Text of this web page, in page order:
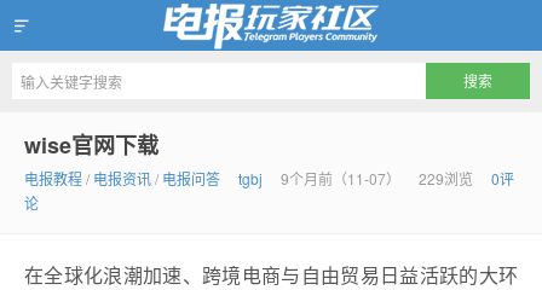
Telegram玩家社区
wise官网下载
电报教程/ 电报资讯/ 电报问答 tgbj 9个月前（11-07） 229浏览
0评
论
在全球化浪潮加速、跨境电商与自由贸易日益活跃的大环